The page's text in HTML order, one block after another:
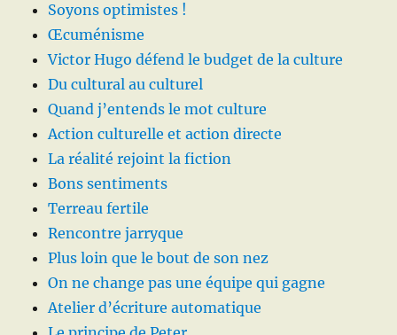
Soyons optimistes !
Œcuménisme
Victor Hugo défend le budget de la culture
Du cultural au culturel
Quand j’entends le mot culture
Action culturelle et action directe
La réalité rejoint la fiction
Bons sentiments
Terreau fertile
Rencontre jarryque
Plus loin que le bout de son nez
On ne change pas une équipe qui gagne
Atelier d’écriture automatique